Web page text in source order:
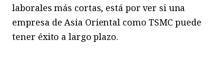
laborales más cortas, está por ver si una
empresa de Asia Oriental como TSMC puede
tener éxito a largo plazo.